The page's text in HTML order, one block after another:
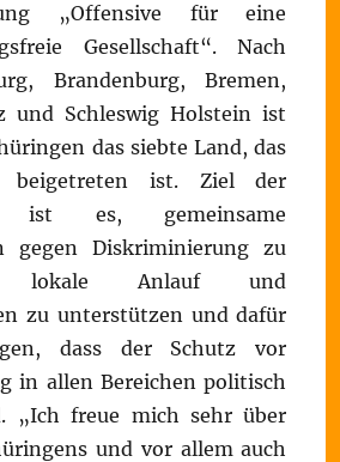
„Offensive für eine
Gesellschaft“. Nach
Brandenburg, Bremen,
und Schleswig Holstein ist
das siebte Land, das
beigetreten ist. Ziel der
ist es, gemeinsame
gegen Diskriminierung zu
lokale Anlauf und
zu unterstützen und dafür
dass der Schutz vor
in allen Bereichen politisch
„Ich freue mich sehr über
und vor allem auch